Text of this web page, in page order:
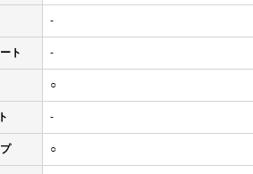
-
ト -
○
-
○